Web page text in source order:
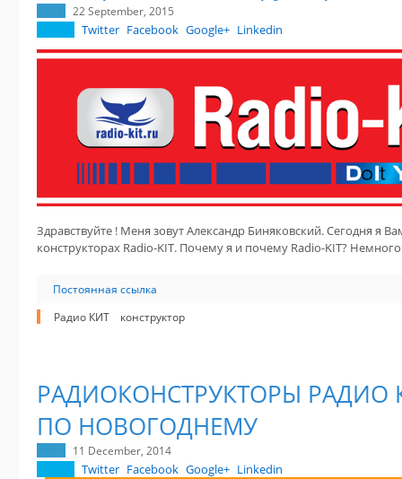
22 September, 2015
Twitter Facebook Google+ Linkedin
Здравствуйте ! Меня зовут Александр Биняковский. Сегодня я
конструкторах Radio-KIT. Почему я и почему Radio-KIT?
Постоянная ссылка
Радио КИТ
конструктор
РАДИОКОНСТРУКТОРЫ РАДИО
ПО НОВОГОДНЕМУ
11 December, 2014
Twitter Facebook Google+ Linkedin